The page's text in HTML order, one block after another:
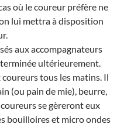
où le coureur préfère ne
lui mettra à disposition
aux accompagnateurs
ultérieurement.
tous les matins. Il
(ou pain de mie), beurre,
se gèreront eux
bouilloires et micro ondes